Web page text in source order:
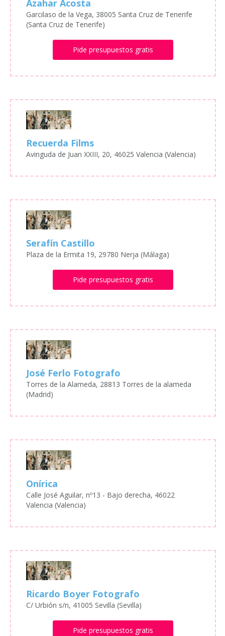
Azahar Acosta
Garcilaso de la Vega, 38005 Santa Cruz de Tenerife
(Santa Cruz de Tenerife)
Pide presupuestos gratis
Recuerda Films
Avinguda de Juan XXIII, 20, 46025 Valencia (Valencia)
Serafín Castillo
Plaza de la Ermita 19, 29780 Nerja (Málaga)
Pide presupuestos gratis
José Ferlo Fotografo
Torres de la Alameda, 28813 Torres de la alameda
(Madrid)
Onírica
Calle José Aguilar, nº13 - Bajo derecha, 46022
Valencia (Valencia)
Ricardo Boyer Fotografo
C/ Urbión s/n, 41005 Sevilla (Sevilla)
Pide presupuestos gratis